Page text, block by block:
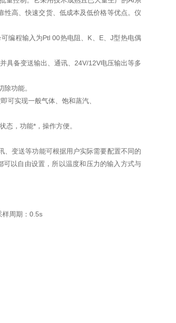
高、快速交货、低成本及低价格等优点。仪
编程输入为Ptl 00热电阻、K、E、J型热电偶
备变送输出、通讯、24V/12V电压输出等多
功能。
实现一般气体、饱和蒸汽、
，功能*，操作方便。
变送等功能可根据用户实际需要配置不同的
以自由设置，所以温度和压力的输入方式与
周期：0.5s